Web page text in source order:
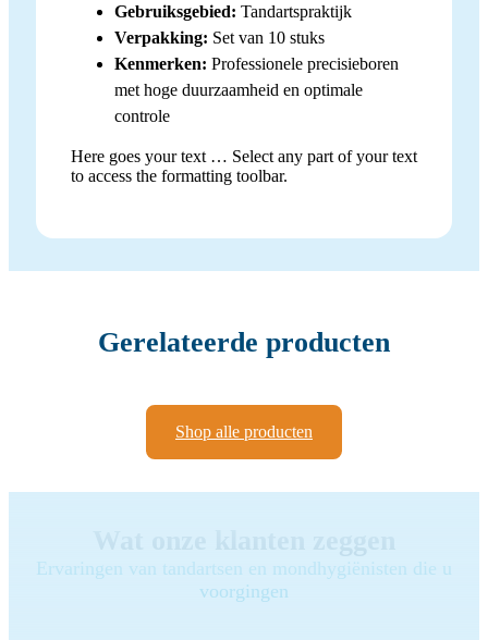
Gebruiksgebied: Tandartspraktijk
Verpakking: Set van 10 stuks
Kenmerken: Professionele precisieboren
met hoge duurzaamheid en optimale
controle
Here goes your text … Select any part of your text
to access the formatting toolbar.
Gerelateerde producten
Shop alle producten
Ervaringen van tandartsen en mondhygiënisten die u
voorgingen